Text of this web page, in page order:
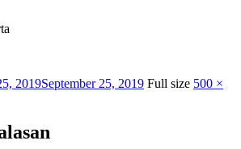
2019September 25, 2019 Full size 500 ×